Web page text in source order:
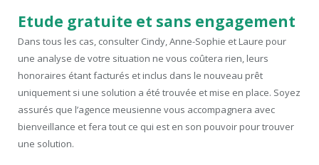
Etude gratuite et sans engagement
Dans tous les cas, consulter Cindy, Anne-Sophie et Laure pour
une analyse de votre situation ne vous coûtera rien, leurs
honoraires étant facturés et inclus dans le nouveau prêt
uniquement si une solution a été trouvée et mise en place. Soyez
assurés que l’agence meusienne vous accompagnera avec
bienveillance et fera tout ce qui est en son pouvoir pour trouver
une solution.